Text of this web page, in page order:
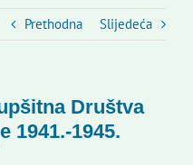
Prethodna Slijedeća
Društva
1941.-1945.